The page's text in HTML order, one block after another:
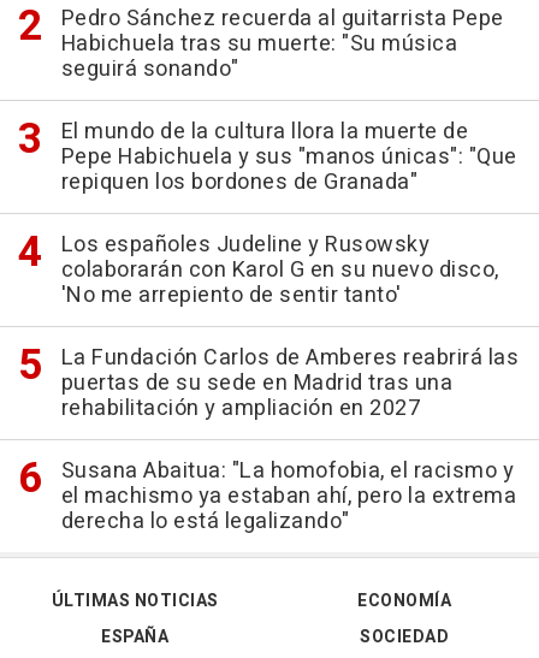
Pedro Sánchez recuerda al guitarrista Pepe
Habichuela tras su muerte: "Su música
seguirá sonando"
El mundo de la cultura llora la muerte de
Pepe Habichuela y sus "manos únicas": "Que
repiquen los bordones de Granada"
Los españoles Judeline y Rusowsky
colaborarán con Karol G en su nuevo disco,
'No me arrepiento de sentir tanto'
La Fundación Carlos de Amberes reabrirá las
puertas de su sede en Madrid tras una
rehabilitación y ampliación en 2027
Susana Abaitua: "La homofobia, el racismo y
el machismo ya estaban ahí, pero la extrema
derecha lo está legalizando"
ÚLTIMAS NOTICIAS
ESPAÑA
ECONOMÍA
SOCIEDAD